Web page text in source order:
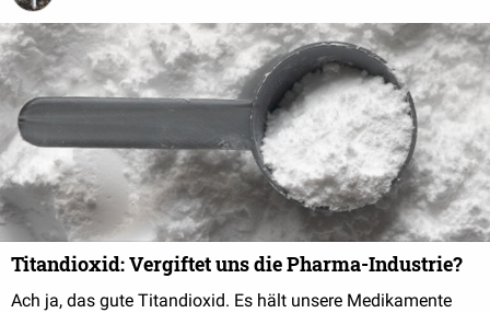
Titandioxid: Vergiftet uns die Pharma-Industrie?
Ach ja, das gute Titandioxid. Es hält unsere Medikamente